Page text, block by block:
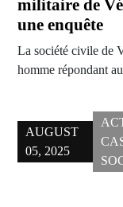
militaire de
une enquête
La société civile de
homme répondant
AUGUST
05, 2025